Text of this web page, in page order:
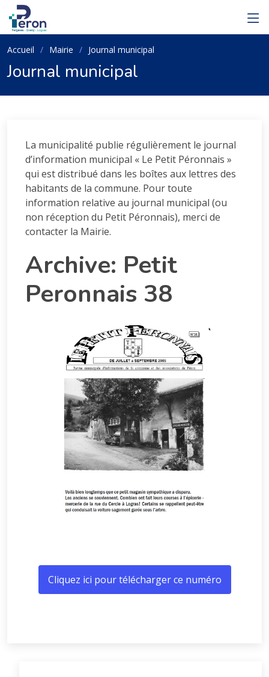
Accueil Mairie Journal municipal
Journal municipal
La municipalité publie régulièrement le journal
d’information municipal « Le Petit Péronnais »
qui est distribué dans les boîtes aux lettres des
habitants de la commune. Pour toute
information relative au journal municipal (ou
non réception du Petit Péronnais), merci de
contacter la Mairie.
Archive: Petit
Peronnais 38
Cliquez ici pour télécharger ce numéro